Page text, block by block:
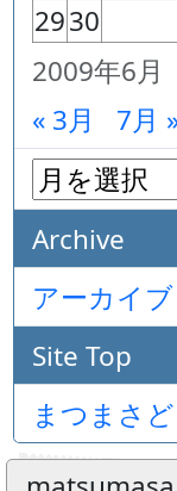
2009年6月
2930
« 3月 7月
Archive
アーカイブ
Site Top
まつまさ